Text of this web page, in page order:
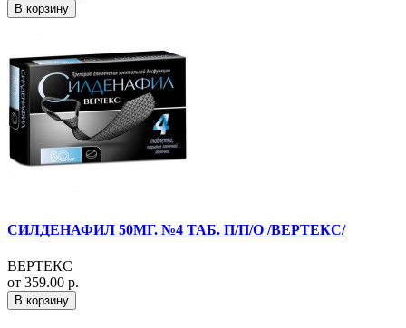
В корзину
СИЛДЕНАФИЛ 50МГ. №4 ТАБ. П/П/О /ВЕРТЕКС/
ВЕРТЕКС
от 359.00 р.
В корзину